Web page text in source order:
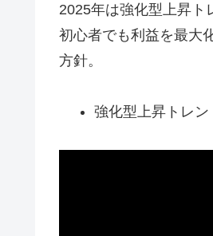
2025年は強化型上昇ト
初心者でも利益を最大
方針。
強化型上昇トレ